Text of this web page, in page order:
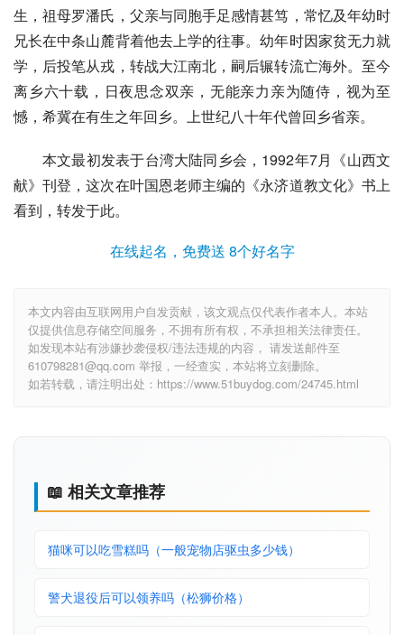
生，祖母罗潘氏，父亲与同胞手足感情甚笃，常忆及年幼时
兄长在中条山麓背着他去上学的往事。幼年时因家贫无力就
学，后投笔从戎，转战大江南北，嗣后辗转流亡海外。至今
离乡六十载，日夜思念双亲，无能亲力亲为随侍，视为至
憾，希冀在有生之年回乡。上世纪八十年代曾回乡省亲。
本文最初发表于台湾大陆同乡会，1992年7月《山西文
献》刊登，这次在叶国恩老师主编的《永济道教文化》书上
看到，转发于此。
在线起名，免费送 8个好名字
本文内容由互联网用户自发贡献，该文观点仅代表作者本人。本站
仅提供信息存储空间服务，不拥有所有权，不承担相关法律责任。
如发现本站有涉嫌抄袭侵权/违法违规的内容， 请发送邮件至
610798281@qq.com 举报，一经查实，本站将立刻删除。
如若转载，请注明出处：https://www.51buydog.com/24745.html
📖 相关文章推荐
猫咪可以吃雪糕吗（一般宠物店驱虫多少钱）
警犬退役后可以领养吗（松狮价格）